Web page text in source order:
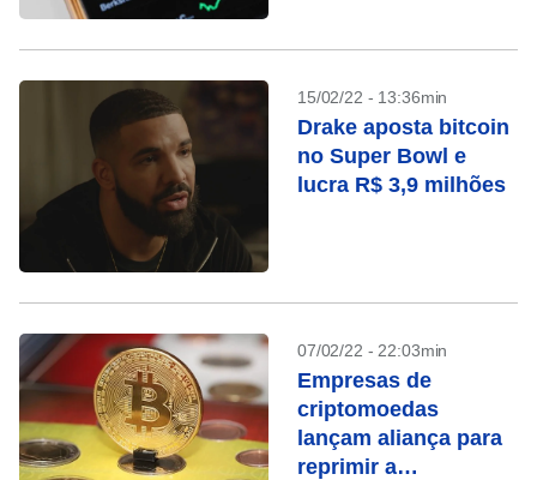
15/02/22 - 13:36min
Drake aposta bitcoin
no Super Bowl e
lucra R$ 3,9 milhões
07/02/22 - 22:03min
Empresas de
criptomoedas
lançam aliança para
reprimir a